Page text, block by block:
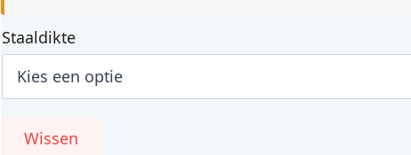
€ 12,08
Staaldikte
Wissen